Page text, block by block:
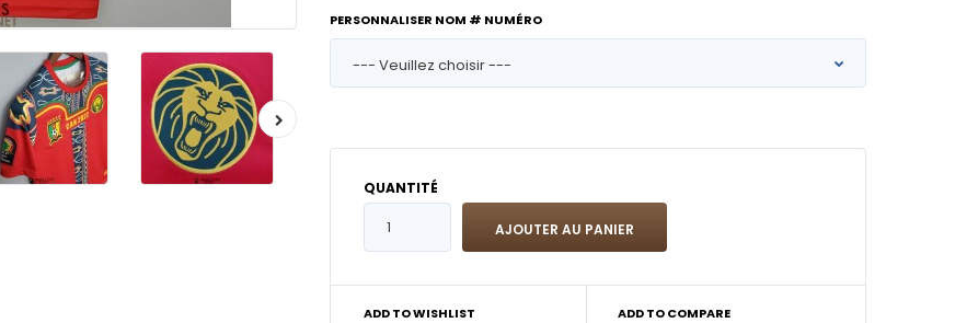
PERSONNALISER NOM # NUMÉRO
QUANTITÉ
ADD TO WISHLIST ADD TO COMPARE